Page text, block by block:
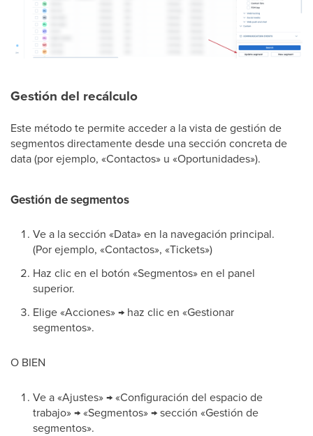
Gestión del recálculo
Este método te permite acceder a la vista de gestión de
segmentos directamente desde una sección concreta de
data (por ejemplo, «Contactos» u «Oportunidades»).
Gestión de segmentos
Ve a la sección «Data» en la navegación principal.
(Por ejemplo, «Contactos», «Tickets»)
Haz clic en el botón «Segmentos» en el panel
superior.
Elige «Acciones» → haz clic en «Gestionar
segmentos».
O BIEN
Ve a «Ajustes» → «Configuración del espacio de
trabajo» → «Segmentos» → sección «Gestión de
segmentos».